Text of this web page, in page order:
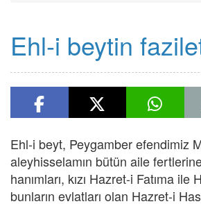
Ehl-i beytin
Ehl-i beyt, Peygamber efendimiz
aleyhisselamın bütün aile
hanımları, kızı Hazret-i Fatıma
bunların evlatları olan Hazret-i